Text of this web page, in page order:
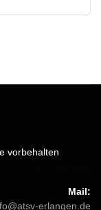
vorbehalten
Mail:
erlangen.de